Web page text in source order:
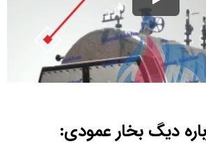
دیگ بخار عمودی: